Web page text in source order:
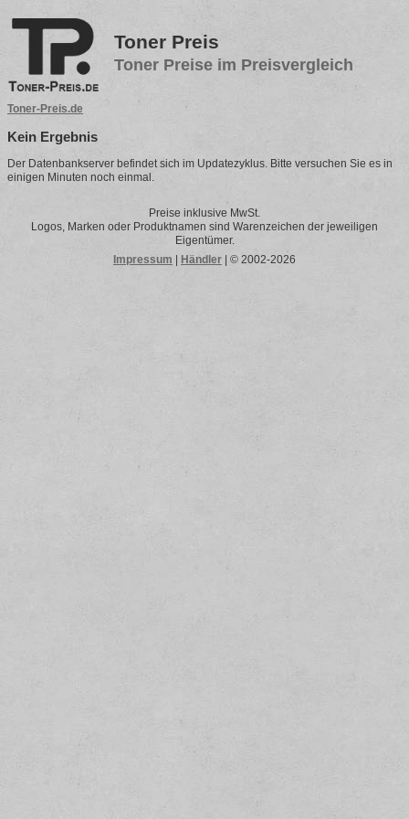
Toner Preis
Toner Preise im Preisvergleich
Toner-Preis.de
Kein Ergebnis
Der Datenbankserver befindet sich im Updatezyklus. Bitte versuchen Sie es in
einigen Minuten noch einmal.
Preise inklusive MwSt.
Logos, Marken oder Produktnamen sind Warenzeichen der jeweiligen
Eigentümer.
Impressum
Händler | © 2002-2026